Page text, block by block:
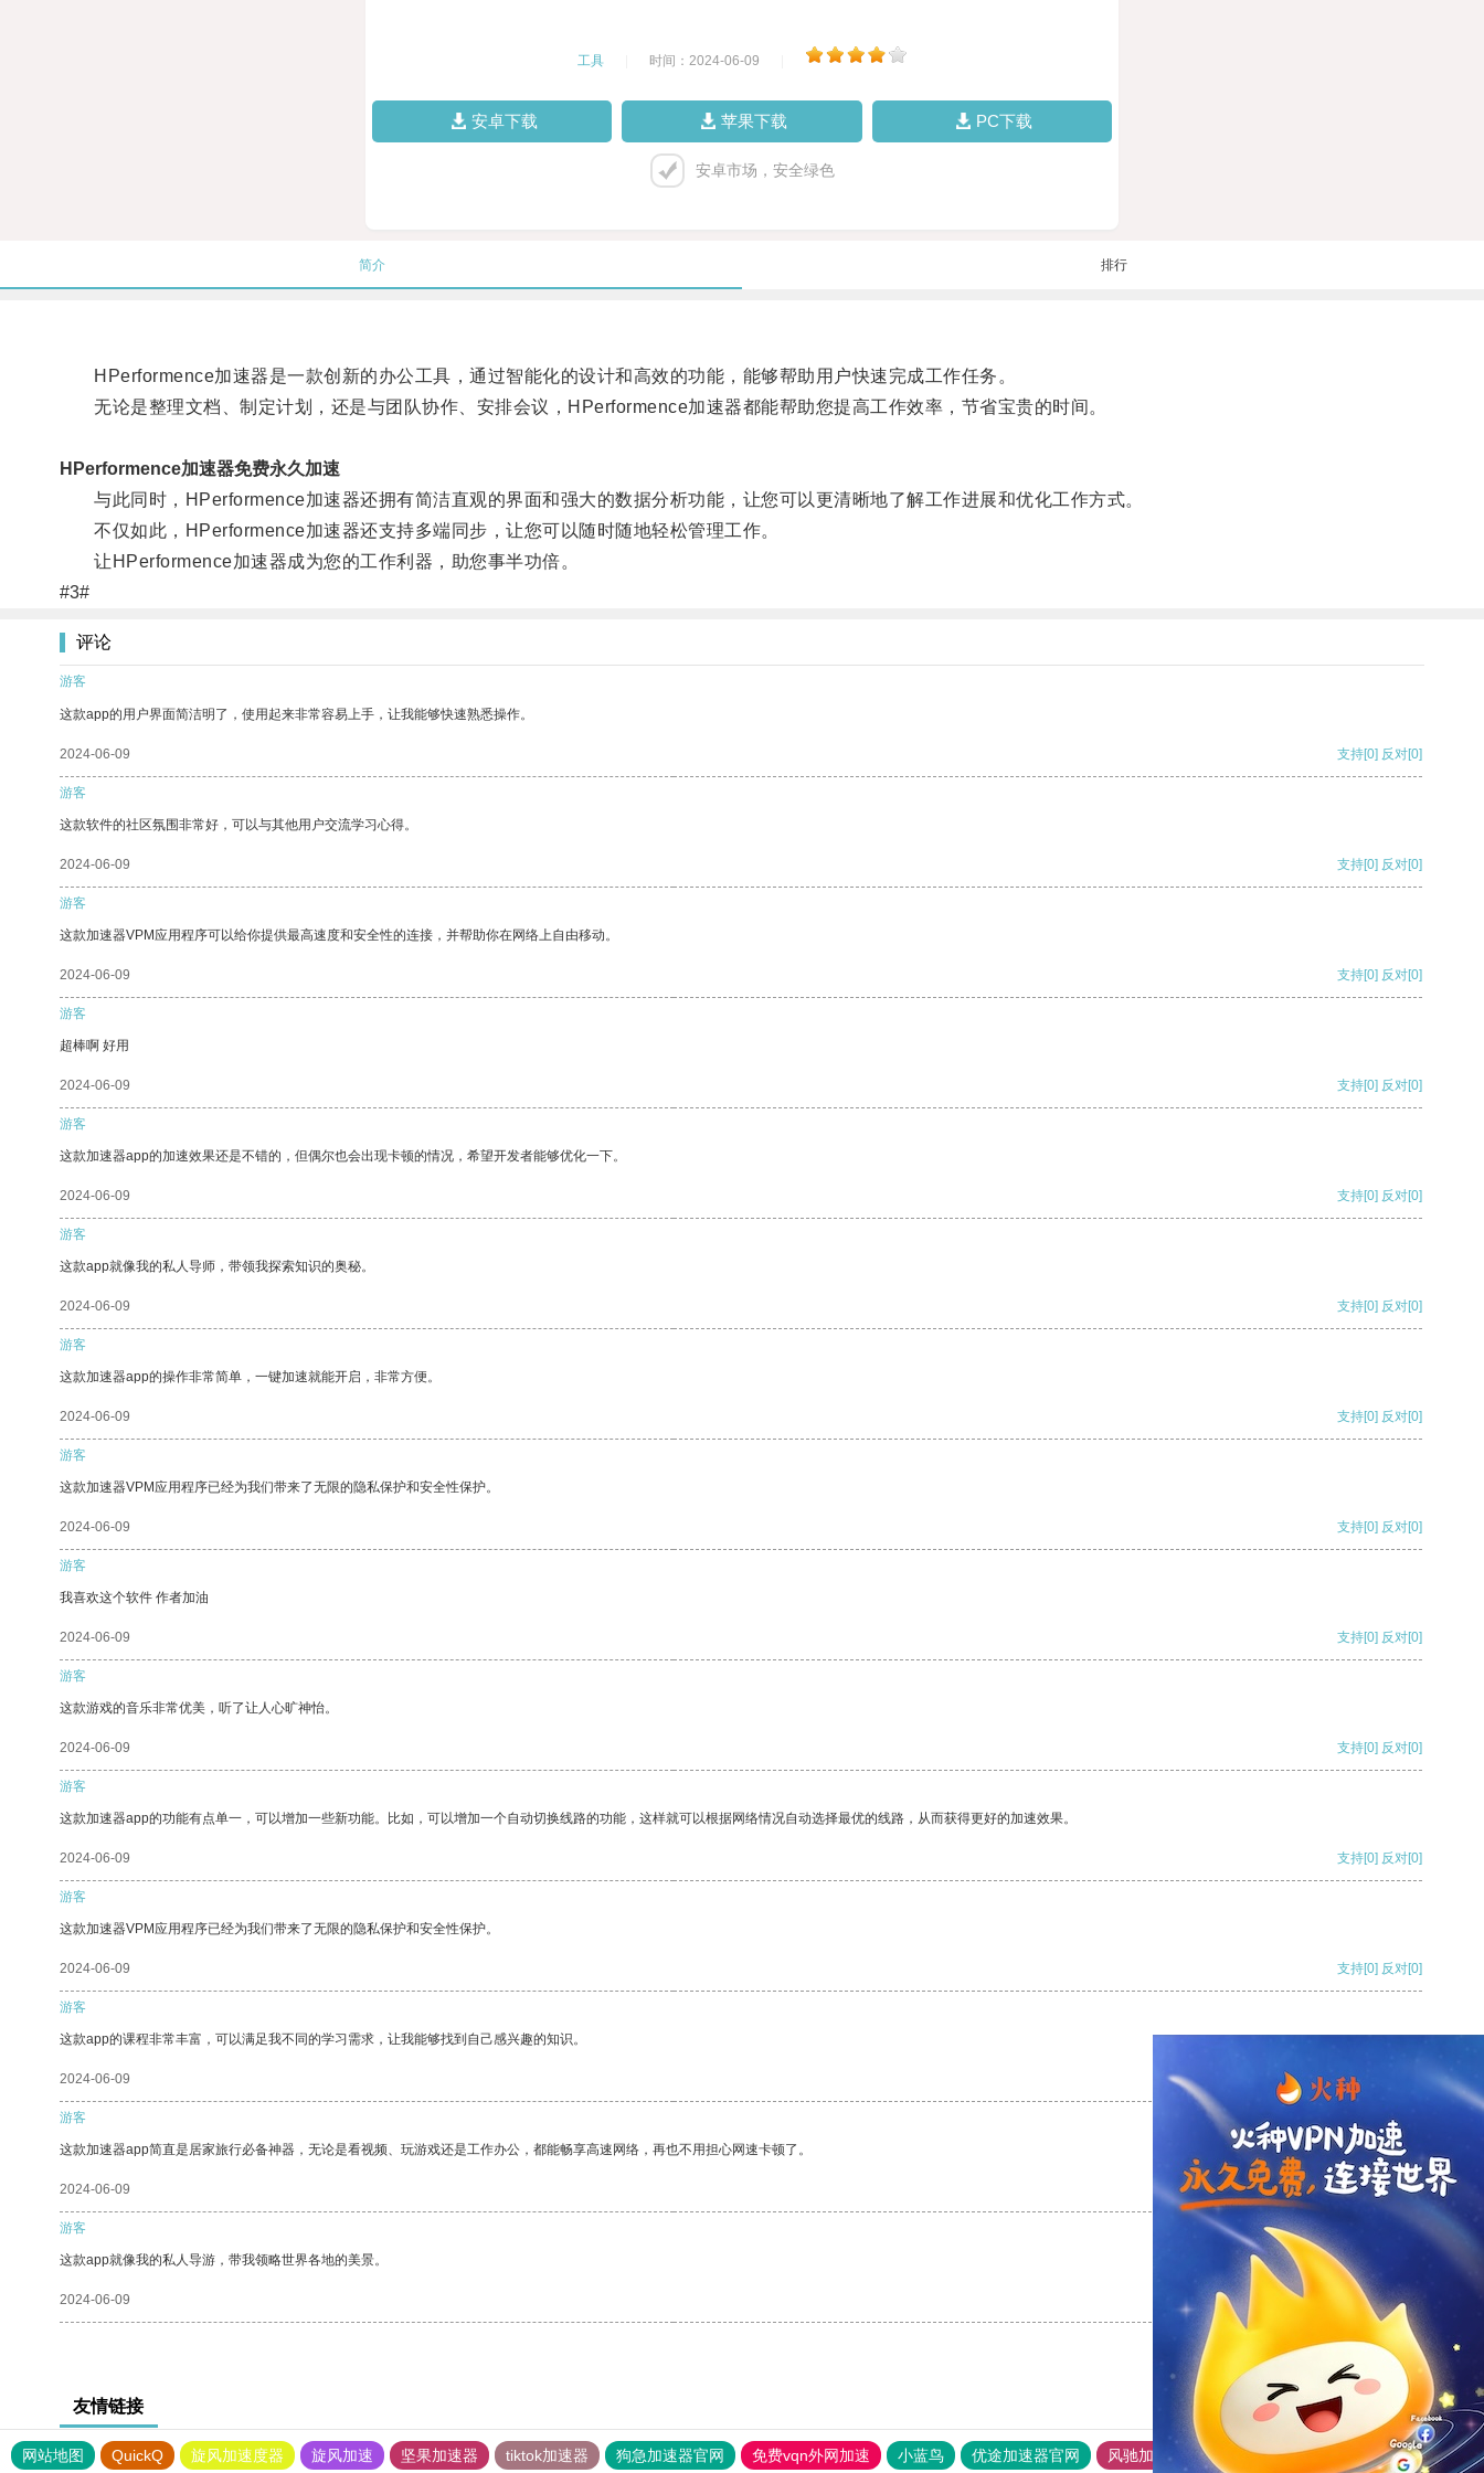
工具 时间：2024-06-09
安卓下载 苹果下载 PC下载
安卓市场，安全绿色
简介 排行
HPerformence加速器是一款创新的办公工具，通过智能化的设计和高效的功能，能够帮助用户快速完成工作任务。
无论是整理文档、制定计划，还是与团队协作、安排会议，HPerformence加速器都能帮助您提高工作效率，节省宝贵的时间。
HPerformence加速器免费永久加速
与此同时，HPerformence加速器还拥有简洁直观的界面和强大的数据分析功能，让您可以更清晰地了解工作进展和优化工作方式。
不仅如此，HPerformence加速器还支持多端同步，让您可以随时随地轻松管理工作。
让HPerformence加速器成为您的工作利器，助您事半功倍。
#3#
评论
游客
这款app的用户界面简洁明了，使用起来非常容易上手，让我能够快速熟悉操作。
2024-06-09 支持[0] 反对[0]
游客
这款软件的社区氛围非常好，可以与其他用户交流学习心得。
2024-06-09 支持[0] 反对[0]
游客
这款加速器VPM应用程序可以给你提供最高速度和安全性的连接，并帮助你在网络上自由移动。
2024-06-09 支持[0] 反对[0]
游客
超棒啊 好用
2024-06-09 支持[0] 反对[0]
游客
这款加速器app的加速效果还是不错的，但偶尔也会出现卡顿的情况，希望开发者能够优化一下。
2024-06-09 支持[0] 反对[0]
游客
这款app就像我的私人导师，带领我探索知识的奥秘。
2024-06-09 支持[0] 反对[0]
游客
这款加速器app的操作非常简单，一键加速就能开启，非常方便。
2024-06-09 支持[0] 反对[0]
游客
这款加速器VPM应用程序已经为我们带来了无限的隐私保护和安全性保护。
2024-06-09 支持[0] 反对[0]
游客
我喜欢这个软件 作者加油
2024-06-09 支持[0] 反对[0]
游客
这款游戏的音乐非常优美，听了让人心旷神怡。
2024-06-09 支持[0] 反对[0]
游客
这款加速器app的功能有点单一，可以增加一些新功能。比如，可以增加一个自动切换线路的功能，这样就可以根据网络情况自动选择最优的线路，从而获得更好的加速效果。
2024-06-09 支持[0] 反对[0]
游客
这款加速器VPM应用程序已经为我们带来了无限的隐私保护和安全性保护。
2024-06-09 支持[0] 反对[0]
游客
这款app的课程非常丰富，可以满足我不同的学习需求，让我能够找到自己感兴趣的知识。
2024-06-09 支持
游客
这款加速器app简直是居家旅行必备神器，无论是看视频、玩游戏还是工作办公，都能畅享高速网络，再也不用担心网速卡顿了。
2024-06-09 支持[0] 反对[0]
游客
这款app就像我的私人导游，带我领略世界各地的美景。
2024-06-09 支持[0] 反对[0]
友情链接
网站地图 QuickQ 旋风加速度器 旋风加速 坚果加速器 tiktok加速器 狗急加速器官网 免费vqn外网加速 小蓝鸟 优途加速器官网 风驰加速器 旋风加速器